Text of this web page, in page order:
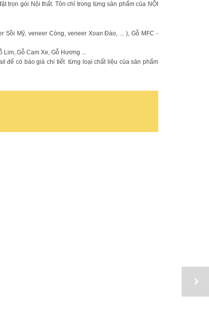
trọn gói Nội thất. Tôn chỉ trong từng sản phẩm của NỘI
Sồi Mỹ, veneer Còng, veneer Xoan Đào, ... ), Gỗ MFC -
Lim, Gỗ Cam Xe, Gỗ Hương ...
để có báo giá chi tiết từng loại chất liệu của sản phẩm